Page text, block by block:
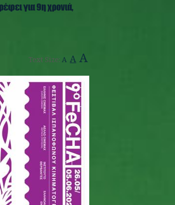
για 9η χρονιά,
Text Size: A A A
- FeCHA